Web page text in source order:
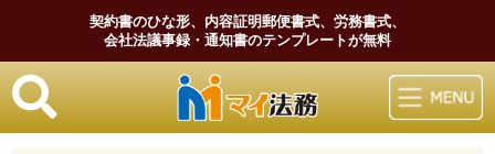
契約書のひな形、内容証明郵便書式、労務書式、
会社法議事録・通知書のテンプレートが無料
マイ法務